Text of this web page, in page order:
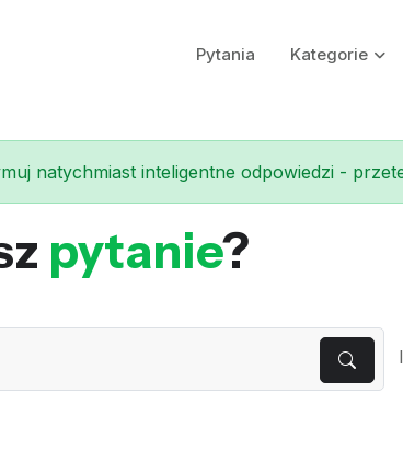
Pytania Kategorie
natychmiast inteligentne odpowiedzi -
pytanie?